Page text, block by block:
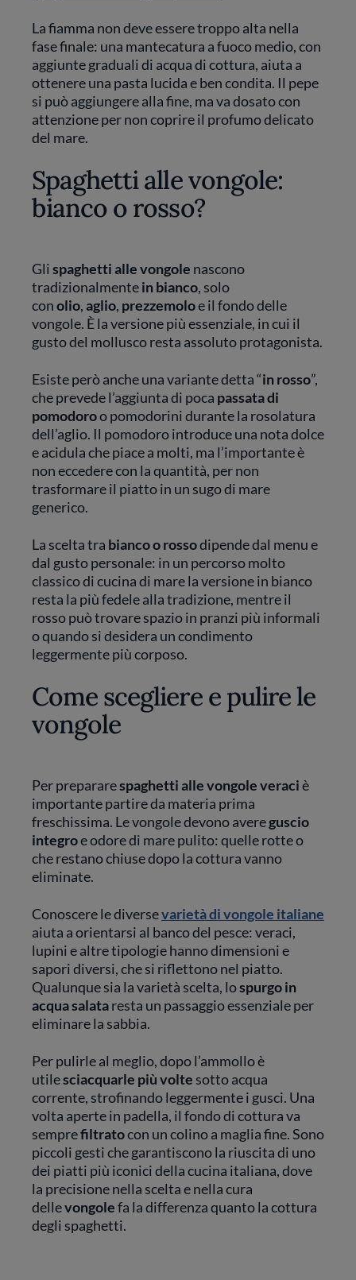
La fiamma non deve essere troppo alta nella
fase finale: una mantecatura a fuoco medio, con
aggiunte graduali di acqua di cottura, aiuta a
ottenere una pasta lucida e ben condita. Il pepe
si può aggiungere alla fine, ma va dosato con
attenzione per non coprire il profumo delicato
del mare.
Spaghetti alle vongole:
bianco o rosso?
Glispaghetti alle vongole nascono
tradizionalmentein bianco, solo
conolio,aglio, prezzemoloe il fondo delle
vongole. È la versione più essenziale, in cui il
gusto del mollusco resta assoluto protagonista.
Esiste però anche una variante detta “in rosso”,
che prevede l’aggiunta di poca passata di
pomodoroo pomodorini durante la rosolatura
dell’aglio. Il pomodoro introduce una nota dolce
e acidula che piace a molti, ma l’importante è
non eccedere con la quantità, per non
trasformare il piatto in un sugo di mare
generico.
La scelta tra bianco o rossodipende dal menu e
dal gusto personale: in un percorso molto
classico di cucina di mare la versione in bianco
resta la più fedele alla tradizione, mentre il
rosso può trovare spazio in pranzi più informali
o quando si desidera un condimento
leggermente più corposo.
Come scegliere e pulire le
vongole
Per prepararespaghetti alle vongole veraciè
importante partire da materia prima
freschissima. Le vongole devono avereguscio
integroe odore di mare pulito: quelle rotte o
che restano chiuse dopo la cottura vanno
eliminate.
Conoscere le diversevarietà di vongole italiane
aiuta a orientarsi al banco del pesce: veraci,
lupini e altre tipologie hanno dimensioni e
sapori diversi, che si riflettono nel piatto.
Qualunque sia la varietà scelta, lospurgo in
acqua salataresta un passaggio essenziale per
eliminare la sabbia.
Per pulirle al meglio, dopo l’ammollo è
utilesciacquarle più voltesotto acqua
corrente, strofinando leggermente i gusci. Una
volta aperte in padella, il fondo di cottura va
semprefiltratocon un colino a maglia fine. Sono
piccoli gesti che garantiscono la riuscita di uno
dei piatti più iconici della cucina italiana, dove
la precisione nella scelta e nella cura
dellevongolefa la differenza quanto la cottura
degli spaghetti.